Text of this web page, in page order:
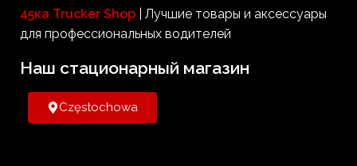
Вт, которые также обеспечат
питание для требовательных
устройств.
45ка Trucker Shop | Лучшие товары и аксессуары
для профессиональных водителей
Наш стационарный магазин​
Częstochowa